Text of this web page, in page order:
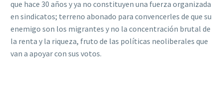
que hace 30 años y ya no constituyen una fuerza organizada
en sindicatos; terreno abonado para convencerles de que su
enemigo son los migrantes y no la concentración brutal de
la renta y la riqueza, fruto de las políticas neoliberales que
van a apoyar con sus votos.